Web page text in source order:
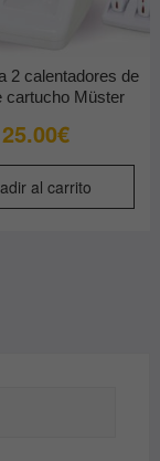
2 calentadores de
cartucho Müster
25.00€
al carrito